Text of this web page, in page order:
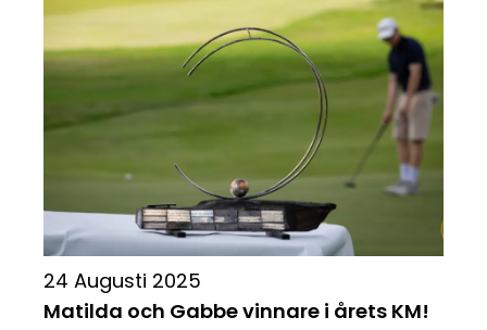
24 Augusti 2025
Matilda och Gabbe vinnare i årets KM!